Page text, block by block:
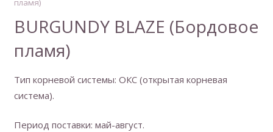
пламя)
BURGUNDY BLAZE (Бордовое
пламя)
Тип корневой системы: ОКС (открытая корневая
система).
Период поставки: май-август.